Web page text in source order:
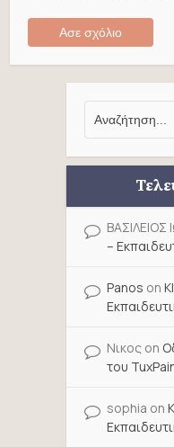
ΒΑΣΙΛΕΙΟΣ
–
Panos on
Νικος on
του
sophia on